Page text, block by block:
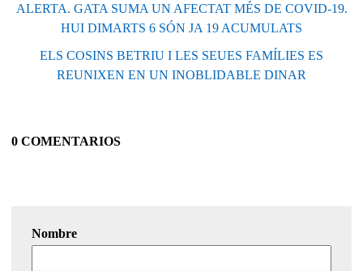
ALERTA. GATA SUMA UN AFECTAT MÉS DE COVID-19.
HUI DIMARTS 6 SÓN JA 19 ACUMULATS
ELS COSINS BETRIU I LES SEUES FAMÍLIES ES
REUNIXEN EN UN INOBLIDABLE DINAR
0 COMENTARIOS
Nombre